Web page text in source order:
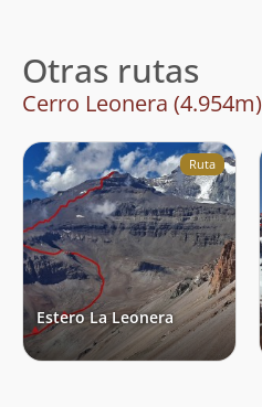
Otras rutas
Cerro Leonera (4.954m)
Ruta
Estero La Leonera